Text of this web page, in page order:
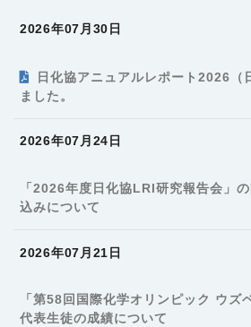
2026年07月30日
日化協アニュアルレポート2026（
ました。
2026年07月24日
「2026年度日化協LRI研究報告会」
込みについて
2026年07月21日
「第58回国際化学オリンピック ウズ
代表生徒の成績について